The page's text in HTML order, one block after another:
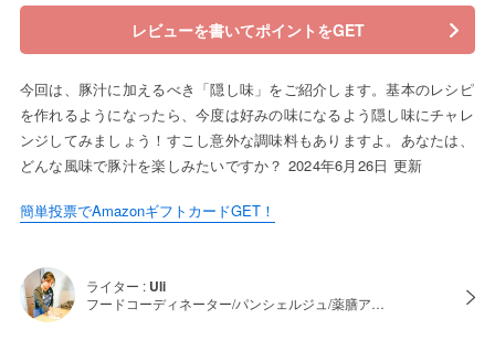
レビューを書いてポイントをGET
今回は、豚汁に加えるべき「隠し味」をご紹介します。基本のレシピ
を作れるようになったら、今度は好みの味になるよう隠し味にチャレ
ンジしてみましょう！すこし意外な調味料もありますよ。あなたは、
どんな風味で豚汁を楽しみたいですか？ 2024年6月26日 更新
簡単投票でAmazonギフトカードGET！
ライター : Uli
フードコーディネーター/パンシェルジュ/薬膳ア…